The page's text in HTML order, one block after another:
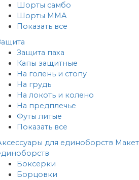
Шорты самбо
Шорты MMA
Показать все
Защита паха
Капы защитные
На голень и стопу
На грудь
На локоть и колено
На предплечье
Футы литые
Показать все
для единоборств
Боксерки
Борцовки